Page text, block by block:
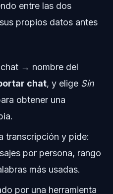
entre las dos
propios datos antes
→ nombre del
chat, y elige Sin
obtener una
transcripción y pide:
por persona, rango
más usadas.
por una herramienta